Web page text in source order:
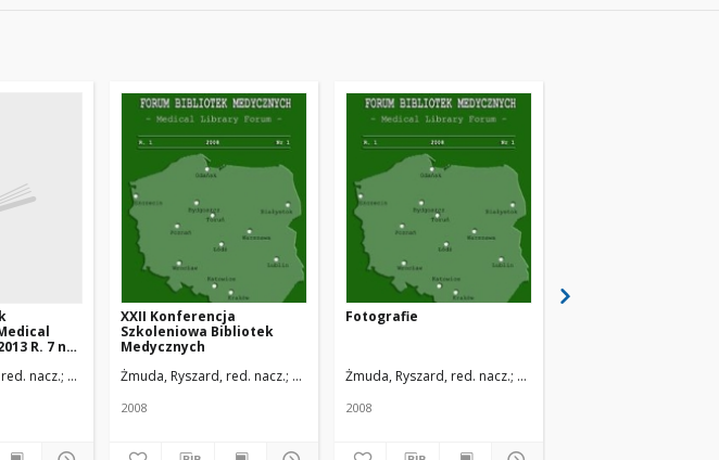
R. 7 nr
nacz. Uniwersytet Medyczny w Łodzi
XXII Konferencja
Szkoleniowa Bibliotek
Medycznych
Żmuda, Ryszard, red. nacz. Uniwersytet Medyczny w Łodzi
2008
Fotografie
Żmuda, Ryszard, red. nacz. Uniwersytet Medyczny w Łodzi
2008